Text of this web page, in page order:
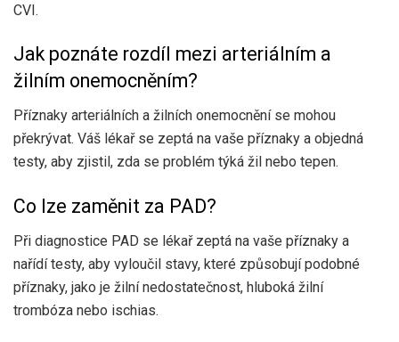
CVI.
Jak poznáte rozdíl mezi arteriálním a
žilním onemocněním?
Příznaky arteriálních a žilních onemocnění se mohou
překrývat. Váš lékař se zeptá na vaše příznaky a objedná
testy, aby zjistil, zda se problém týká žil nebo tepen.
Co lze zaměnit za PAD?
Při diagnostice PAD se lékař zeptá na vaše příznaky a
nařídí testy, aby vyloučil stavy, které způsobují podobné
příznaky, jako je žilní nedostatečnost, hluboká žilní
trombóza nebo ischias.